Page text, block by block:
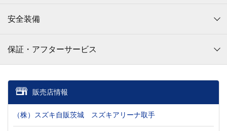
安全装備
保証・アフターサービス
販売店情報
（株）スズキ自販茨城 スズキアリーナ取手